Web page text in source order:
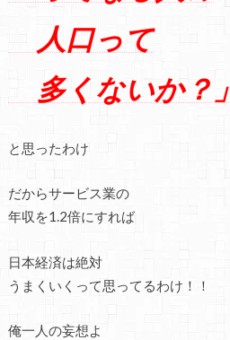
人口って
多くないか？」
と思ったわけ
だからサービス業の
年収を1.2倍にすれば
日本経済は絶対
うまくいくって思ってるわけ！！
俺一人の妄想よ